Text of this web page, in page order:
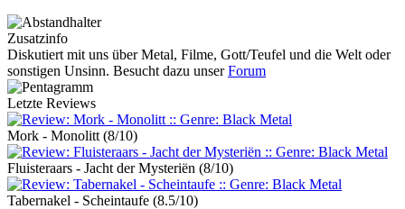
Zusatzinfo
Diskutiert mit uns über Metal, Filme, Gott/Teufel und die Welt oder
sonstigen Unsinn. Besucht dazu unserForum
Letzte Reviews
Mork - Monolitt (8/10)
Fluisteraars - Jacht der Mysteriën (8/10)
Tabernakel - Scheintaufe (8.5/10)